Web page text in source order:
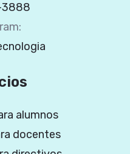
3888
alumnos
docentes